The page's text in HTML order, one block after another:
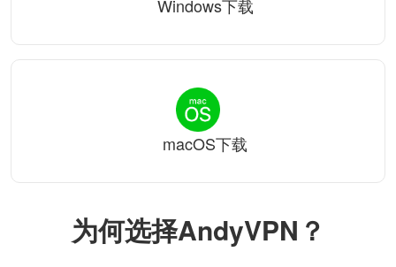
为何选择AndyVPN？
Windows下载
macOS下载